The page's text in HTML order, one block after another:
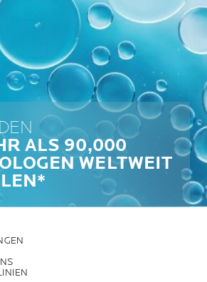
ALS 90,000
WELTWEIT